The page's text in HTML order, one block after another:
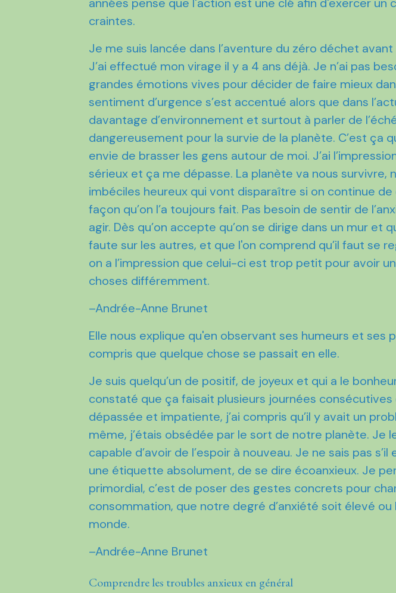
craintes.
Je me suis lancée dans l’aventure du zéro déchet
J’ai effectué mon virage il y a 4 ans déjà. Je n’ai pas
grandes émotions vives pour décider de faire mieux
sentiment d’urgence s’est accentué alors que dans
davantage d’environnement et surtout à parler de
dangereusement pour la survie de la planète. C’est ça
envie de brasser les gens autour de moi. J’ai
sérieux et ça me dépasse. La planète va nous survivre,
imbéciles heureux qui vont disparaître si on continue
façon qu’on l’a toujours fait. Pas besoin de sentir de
agir. Dès qu’on accepte qu’on se dirige dans un mur et
faute sur les autres, et que l'on comprend qu’il faut se
on a l’impression que celui-ci est trop petit pour avoir
choses différemment.
–Andrée-Anne Brunet
Elle nous explique qu'en observant ses humeurs et ses
compris que quelque chose se passait en elle.
Je suis quelqu’un de positif, de joyeux et qui a le
constaté que ça faisait plusieurs journées consécutives
dépassée et impatiente, j’ai compris qu’il y avait un
même, j’étais obsédée par le sort de notre planète. Je
capable d’avoir de l’espoir à nouveau. Je ne sais pas
une étiquette absolument, de se dire écoanxieux. Je
primordial, c’est de poser des gestes concrets pour
consommation, que notre degré d’anxiété soit élevé
monde.
–Andrée-Anne Brunet
Comprendre les troubles anxieux en général